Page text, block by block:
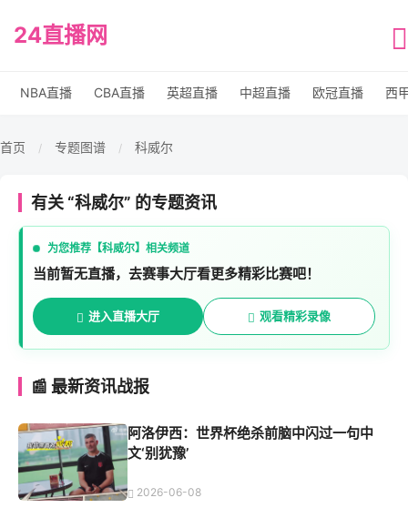
24直播网
NBA直播 CBA直播 英超直播 中超直播 欧冠直播 西
首页 / 专题图谱 / 科威尔
有关 “科威尔” 的专题资讯
为您推荐【科威尔】相关频道
当前暂无直播，去赛事大厅看更多精彩比赛吧！
进入直播大厅 观看精彩录像
📰 最新资讯战报
阿洛伊西：世界杯绝杀前脑中闪过一句中
文‘别犹豫’
2026-06-08